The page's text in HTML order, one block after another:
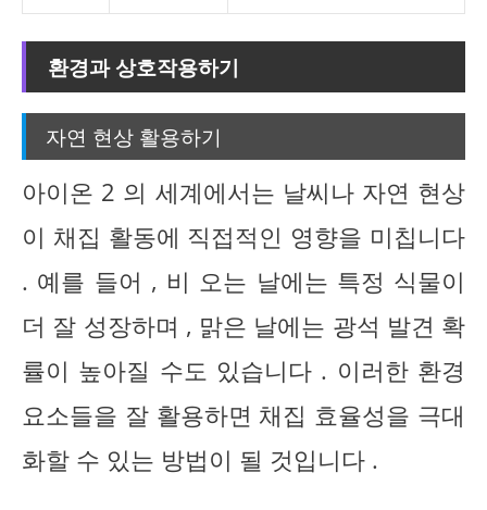
환경과 상호작용하기
자연 현상 활용하기
아이온 2 의 세계에서는 날씨나 자연 현상
이 채집 활동에 직접적인 영향을 미칩니다
. 예를 들어 , 비 오는 날에는 특정 식물이
더 잘 성장하며 , 맑은 날에는 광석 발견 확
률이 높아질 수도 있습니다 . 이러한 환경
요소들을 잘 활용하면 채집 효율성을 극대
화할 수 있는 방법이 될 것입니다 .